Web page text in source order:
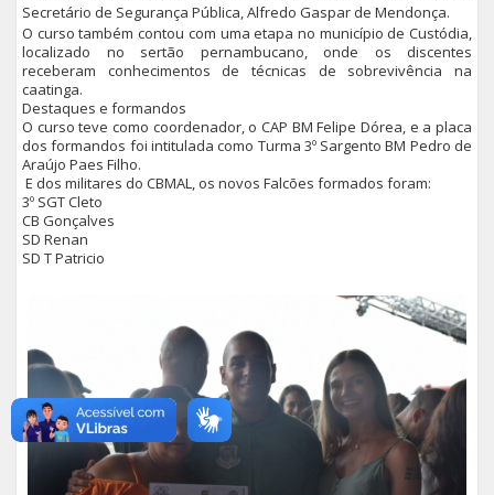
Secretário de Segurança Pública, Alfredo Gaspar de Mendonça.
O curso também contou com uma etapa no município de Custódia,
localizado no sertão pernambucano, onde os discentes
receberam conhecimentos de técnicas de sobrevivência na
caatinga.
Destaques e formandos
O curso teve como coordenador, o CAP BM Felipe Dórea, e a placa
dos formandos foi intitulada como Turma 3º Sargento BM Pedro de
Araújo Paes Filho.
E dos militares do CBMAL, os novos Falcões formados foram:
3º SGT Cleto
CB Gonçalves
SD Renan
SD T Patricio